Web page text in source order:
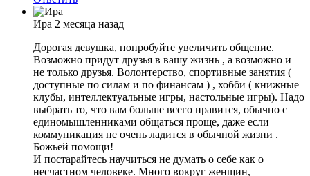
Ира 2 месяца назад
Дорогая девушка, попробуйте увеличить общение.
Возможно придут друзья в вашу жизнь , а возможно и
не только друзья. Волонтерство, спортивные занятия (
доступные по силам и по финансам ) , хобби ( книжные
клубы, интеллектуальные игры, настольные игры). Надо
выбрать то, что вам больше всего нравится, обычно с
единомышленниками общаться проще, даже если
коммуникация не очень ладится в обычной жизни .
Божьей помощи!
И постарайтесь научиться не думать о себе как о
несчастном человеке. Много вокруг женщин,